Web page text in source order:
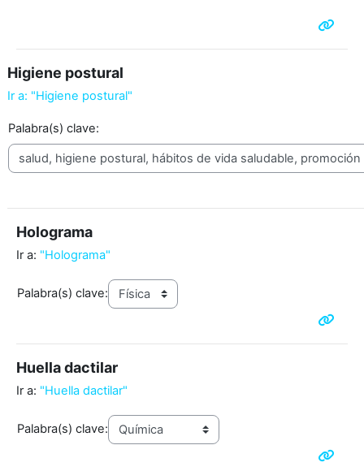
Higiene postural
Ir a: "Higiene postural"
Palabra(s) clave:
Holograma
Ir a: "Holograma"
Palabra(s) clave:
Huella dactilar
Ir a: "Huella dactilar"
Palabra(s) clave: